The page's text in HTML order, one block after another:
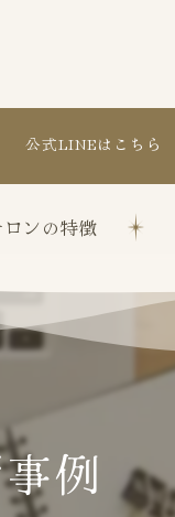
公式LINEはこちら
ロンの特徴
し
例